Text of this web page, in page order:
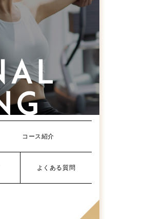
コース紹介
よくある質問